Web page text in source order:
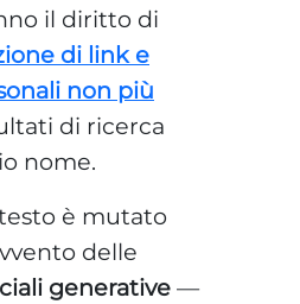
il diritto di
di link e
non più
di ricerca
nome.
è mutato
delle
generative —